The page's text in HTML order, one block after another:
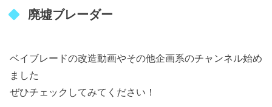
廃墟ブレーダー
ベイブレードの改造動画やその他企画系のチャンネル始め
ました
ぜひチェックしてみてください！